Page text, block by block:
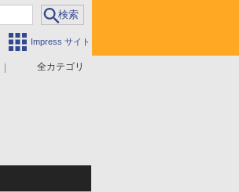
Impress サイト
全カテゴリ